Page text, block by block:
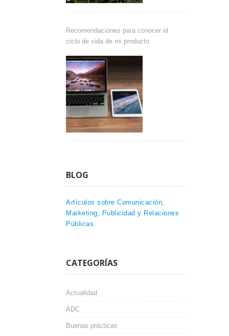
Recomendaciones para conocer el
ciclo de vida de mi producto
BLOG
Artículos sobre Comunicación,
Marketing, Publicidad y Relaciones
Públicas
CATEGORÍAS
Actualidad
ADC
Buenas prácticas